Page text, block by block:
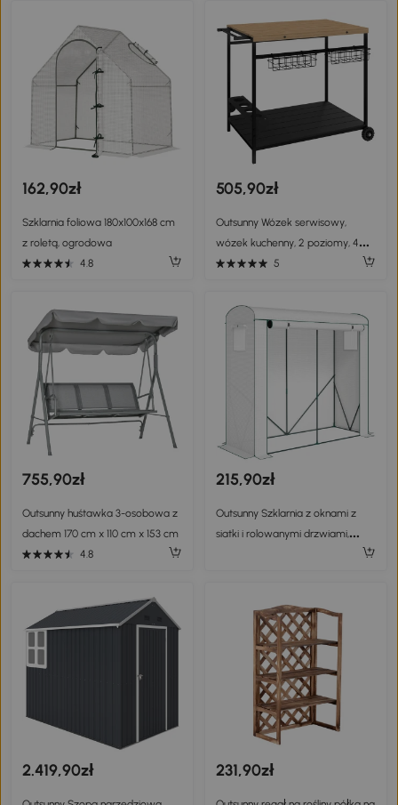
162,90zł
Szklarnia foliowa 180x100x168 cm
z roletą, ogrodowa
4.8
505,90zł
Outsunny Wózek serwisowy,
wózek kuchenny, 2 poziomy, 4
uchwyty na butelki, Wewnątrz/na
5
755,90zł
Outsunny huśtawka 3-osobowa z
dachem 170 cm x 110 cm x 153 cm
4.8
215,90zł
Outsunny Szklarnia z oknami z
siatki i rolowanymi drzwiami,
2.419,90zł 231,90zł